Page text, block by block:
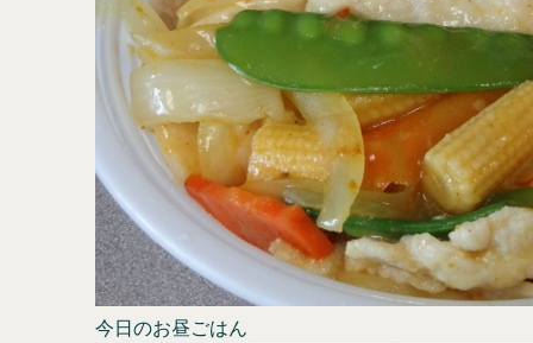
今日のお昼ごはん